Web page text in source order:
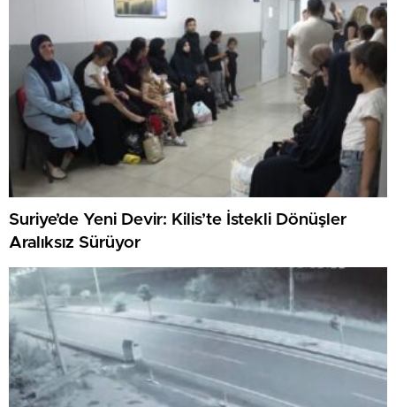
Suriye’de Yeni Devir: Kilis’te İstekli Dönüşler
Aralıksız Sürüyor